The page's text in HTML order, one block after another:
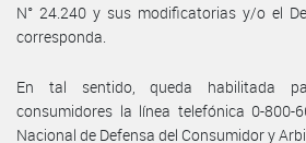
N° 24.240 y sus modificatorias y/o el
corresponda.
En tal sentido, queda habilitada
consumidores la línea telefónica 0-800-
Nacional de Defensa del Consumidor y